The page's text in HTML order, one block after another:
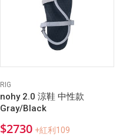
RIG
nohy 2.0 涼鞋 中性款
Gray/Black
$2730 +紅利109